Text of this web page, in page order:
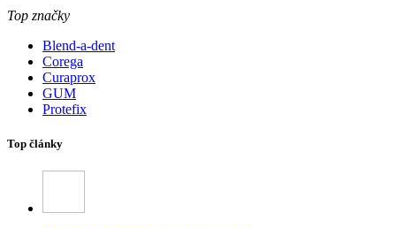
Top značky
Blend-a-dent
Corega
Curaprox
GUM
Protefix
Top články